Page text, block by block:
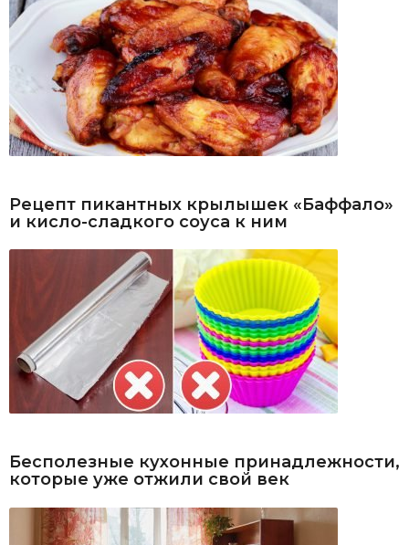
Рецепт пикантных крылышек «Баффало»
и кисло-сладкого соуса к ним
Бесполезные кухонные принадлежности,
которые уже отжили свой век